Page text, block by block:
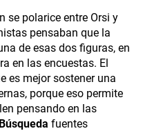
se polarice entre Orsi y
pensaban que la
de esas dos figuras, en
en las encuestas. El
es mejor sostener una
porque eso permite
pensando en las
Búsqueda fuentes